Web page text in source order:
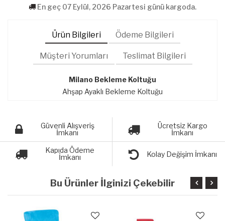
En geç 07 Eylül, 2026 Pazartesi günü kargoda.
Ürün Bilgileri Ödeme Bilgileri
Müşteri Yorumları Teslimat Bilgileri
Milano Bekleme Koltuğu
Ahşap Ayaklı Bekleme Koltuğu
Güvenli Alışveriş
İmkanı
Ücretsiz Kargo
İmkanı
Kapıda Ödeme
İmkanı
Kolay Değişim İmkanı
Bu Ürünler İlginizi Çekebilir